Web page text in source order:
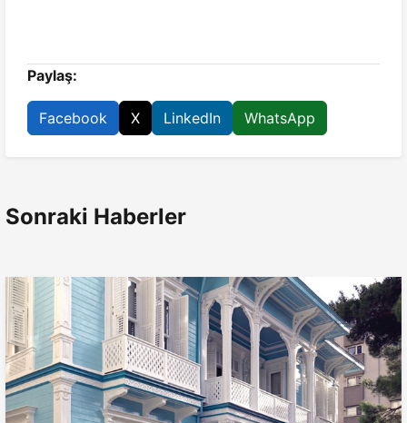
Paylaş:
Facebook X LinkedIn WhatsApp
Sonraki Haberler